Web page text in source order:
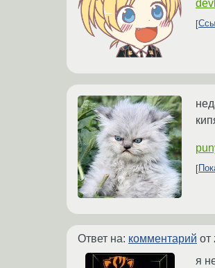
Ответ на: комментарий от
я